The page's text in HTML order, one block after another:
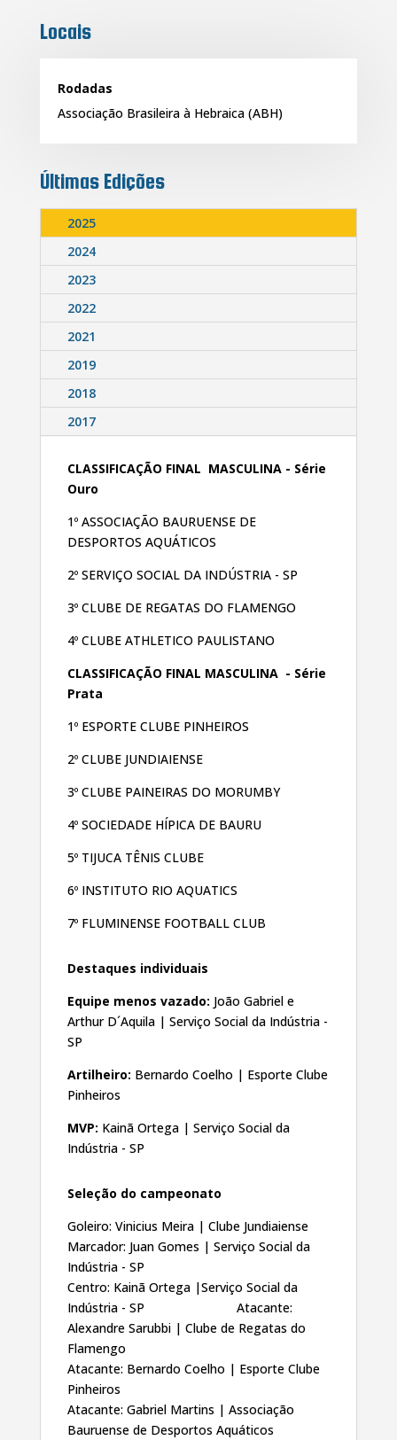
Locais
Rodadas
Associação Brasileira à Hebraica (ABH)
Últimas Edições
2025
2024
2023
2022
2021
2019
2018
2017
CLASSIFICAÇÃO FINAL MASCULINA- Série
Ouro
1º ASSOCIAÇÃO BAURUENSE DE
DESPORTOS AQUÁTICOS
2º SERVIÇO SOCIAL DA INDÚSTRIA - SP
3º CLUBE DE REGATAS DO FLAMENGO
4º CLUBE ATHLETICO PAULISTANO
CLASSIFICAÇÃO FINAL MASCULINA - Série
Prata
1º ESPORTE CLUBE PINHEIROS
2º CLUBE JUNDIAIENSE
3º CLUBE PAINEIRAS DO MORUMBY
4º SOCIEDADE HÍPICA DE BAURU
5º TIJUCA TÊNIS CLUBE
6º INSTITUTO RIO AQUATICS
7º FLUMINENSE FOOTBALL CLUB
Destaques individuais
Equipe menos vazado: João Gabriel e
Arthur D´Aquila | Serviço Social da Indústria -
SP
Artilheiro: Bernardo Coelho | Esporte Clube
Pinheiros
MVP: Kainã Ortega | Serviço Social da
Indústria - SP
Seleção do campeonato
Goleiro: Vinicius Meira | Clube Jundiaiense
Marcador: Juan Gomes | Serviço Social da
Indústria - SP
Centro: Kainã Ortega |Serviço Social da
Indústria - SP Atacante:
Alexandre Sarubbi | Clube de Regatas do
Flamengo
Atacante: Bernardo Coelho | Esporte Clube
Pinheiros
Atacante: Gabriel Martins | Associação
Bauruense de Desportos Aquáticos